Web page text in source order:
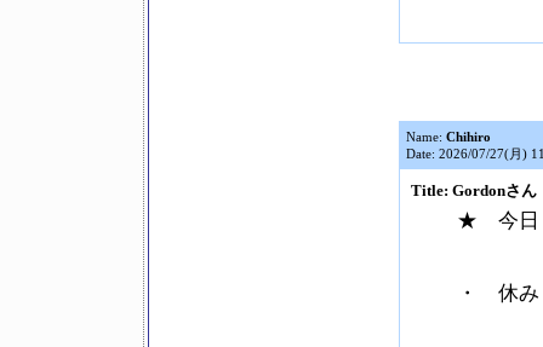
Name: Chihiro
Date: 2026/07/27(月)
Title: Gordonさん
★ 今日
・ 休み